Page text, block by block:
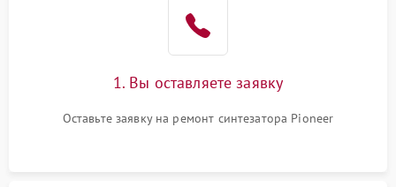
1. Вы оставляете заявку
Оставьте заявку на ремонт синтезатора Pioneer